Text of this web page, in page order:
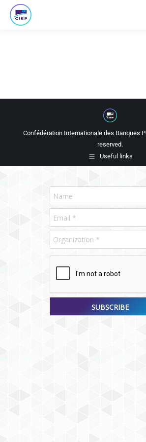
Confédération Internationale des Banques
reserved.
Useful links